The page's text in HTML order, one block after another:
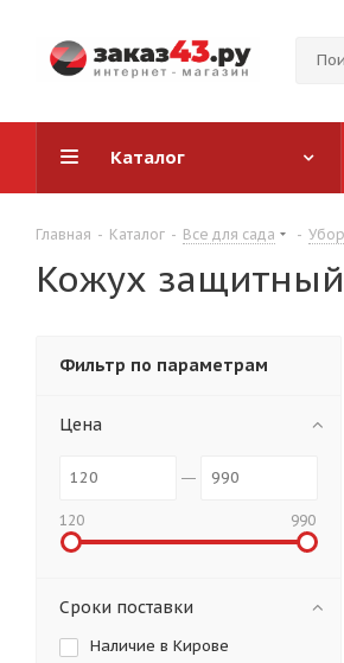
Каталог
Главная - Каталог - Все для сада -
Кожух
Фильтр по параметрам
Цена
120 990
Сроки поставки
Наличие в Кирове